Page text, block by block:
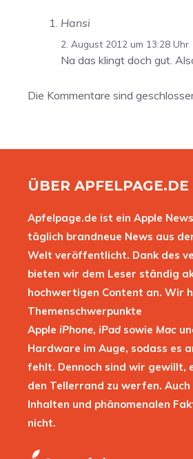
Hansi
2. August 2012 um 13:28 Uhr
Na das klingt doch gut.
Die Kommentare sind
ÜBER APFELPAGE.DE
Apfelpage.de ist ein Apple
täglich brandneue News aus
Welt veröffentlicht. Dank des
bieten wir dem Leser ständig
hochwertigen Content an. Wir
Themenschwerpunkte
Apple iPhone, iPad sowie Mac
Hardware im Auge, sodass es
fehlt. Dennoch sind wir gewillt,
den Tellerrand zu werfen. Auch
Inhalten und phänomenalen
nicht.